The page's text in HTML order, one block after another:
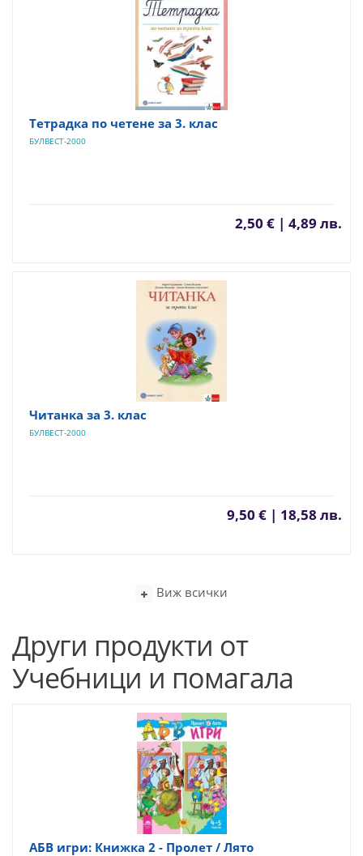
Тетрадка по четене за 3. клас
БУЛВЕСТ-2000
2,50 € | 4,89 лв.
Читанка за 3. клас
БУЛВЕСТ-2000
9,50 € | 18,58 лв.
Виж всички
Други продукти от
Учебници и помагала
АБВ игри: Книжка 2 - Пролет / Лято